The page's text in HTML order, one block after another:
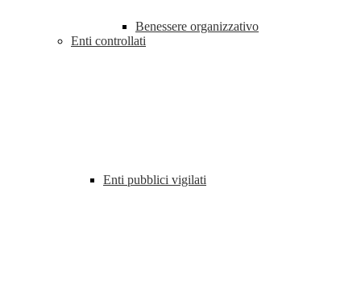
Benessere organizzativo
Enti controllati
Enti pubblici vigilati